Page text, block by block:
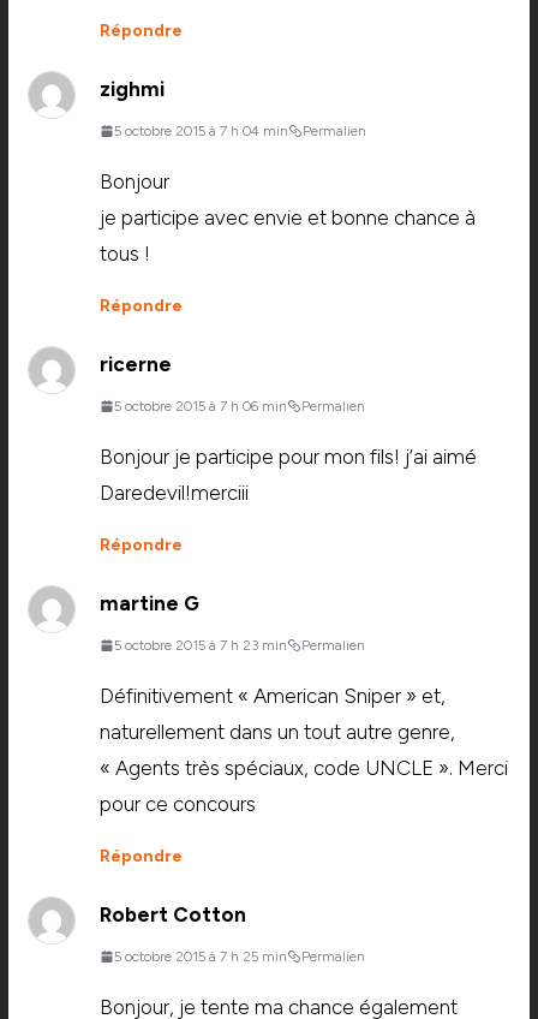
Répondre
zighmi
5 octobre 2015 à 7 h 04 min Permalien
Bonjour
je participe avec envie et bonne chance à
tous !
Répondre
ricerne
5 octobre 2015 à 7 h 06 min Permalien
Bonjour je participe pour mon fils! j’ai aimé
Daredevil!merciii
Répondre
martine G
5 octobre 2015 à 7 h 23 min Permalien
Définitivement « American Sniper » et,
naturellement dans un tout autre genre,
« Agents très spéciaux, code UNCLE ». Merci
pour ce concours
Répondre
Robert Cotton
5 octobre 2015 à 7 h 25 min Permalien
Bonjour, je tente ma chance également